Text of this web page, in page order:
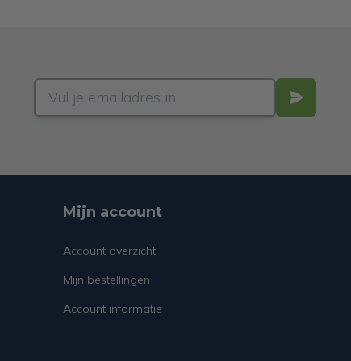
Mijn account
Account overzicht
Mijn bestellingen
Account informatie